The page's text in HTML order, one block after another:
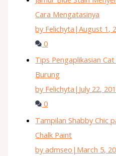
Cara Mengatasinya
by Felichyta |August 1,
0
Tips Pengaplikasian
Burung
by Felichyta | July 22,
0
Tampilan Shabby Chic
Chalk Paint
by admseo | March 5,